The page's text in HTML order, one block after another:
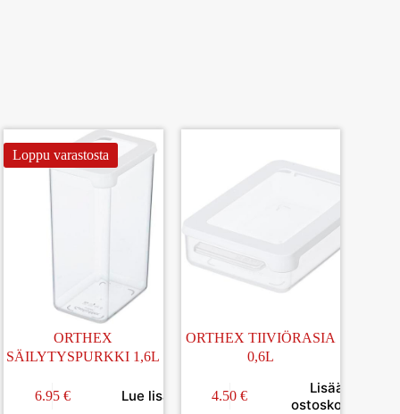
Loppu varastosta
ORTHEX
SÄILYTYSPURKKI 1,6L
6.95 € Lue lisää
ORTHEX TIIVIÖRASIA
0,6L
4.50€
Lisää
ostoskoriin